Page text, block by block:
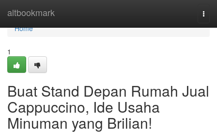
altbookmark
Home
Home
1
Buat Stand Depan Rumah Jual
Cappuccino, Ide Usaha
Minuman yang Brilian!